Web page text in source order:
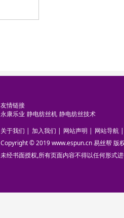
友情链接
永康乐业 静电纺丝机 静电纺丝技术
关于我们 | 加入我们 | 网站声明 | 网站导航 |
Copyright © 2019 www.espun.cn 易丝帮 版
未经书面授权,所有页面内容不得以任何形式